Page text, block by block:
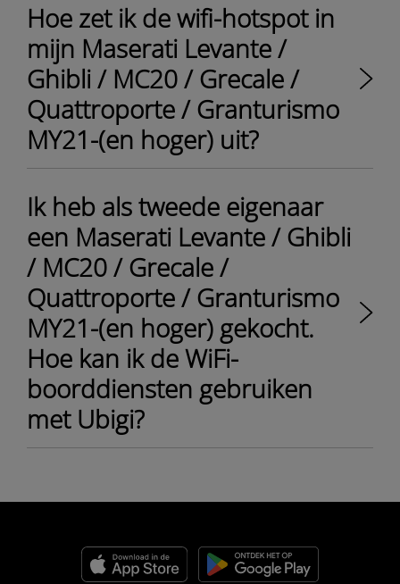
Hoe zet ik de wifi-hotspot in
mijn Maserati Levante /
Ghibli / MC20 / Grecale /
Quattroporte / Granturismo
MY21-(en hoger) uit?
Ik heb als tweede eigenaar
een Maserati Levante / Ghibli
/ MC20 / Grecale /
Quattroporte / Granturismo
MY21-(en hoger) gekocht.
Hoe kan ik de WiFi-
boorddiensten gebruiken
met Ubigi?